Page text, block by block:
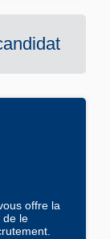
offre la
de le